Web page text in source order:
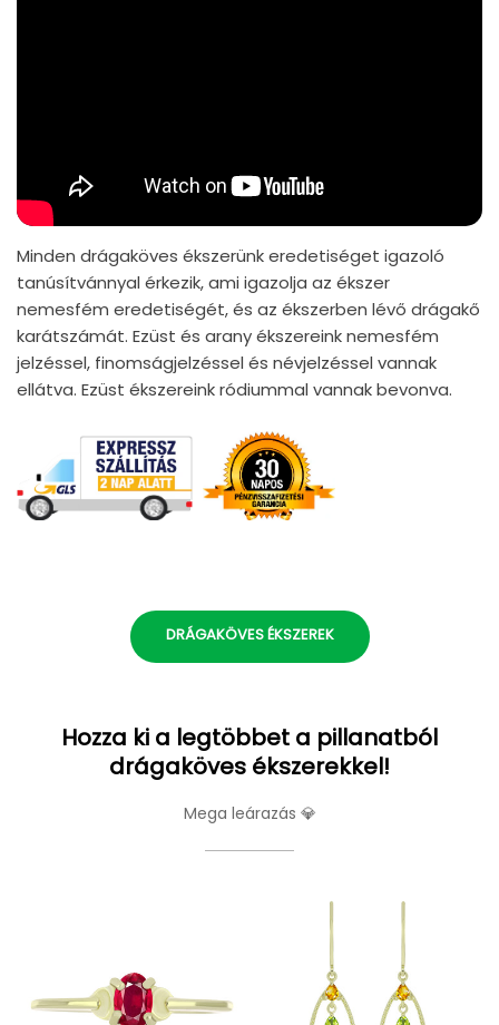
Minden drágaköves ékszerünk eredetiséget igazoló
tanúsítvánnyal érkezik, ami igazolja az ékszer
nemesfém eredetiségét, és az ékszerben lévő drágakő
karátszámát. Ezüst és arany ékszereink nemesfém
jelzéssel, finomságjelzéssel és névjelzéssel vannak
ellátva. Ezüst ékszereink ródiummal vannak bevonva.
DRÁGAKÖVES ÉKSZEREK
Hozza ki a legtöbbet a pillanatból
drágaköves ékszerekkel!
Mega leárazás 💎